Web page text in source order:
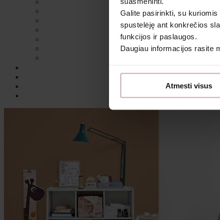
Galite pasirinkti, su
spustelėję ant konkrečios
funkcijos ir paslaugos.
Daugiau informacijos rasite
Atmesti visus
Daugiau